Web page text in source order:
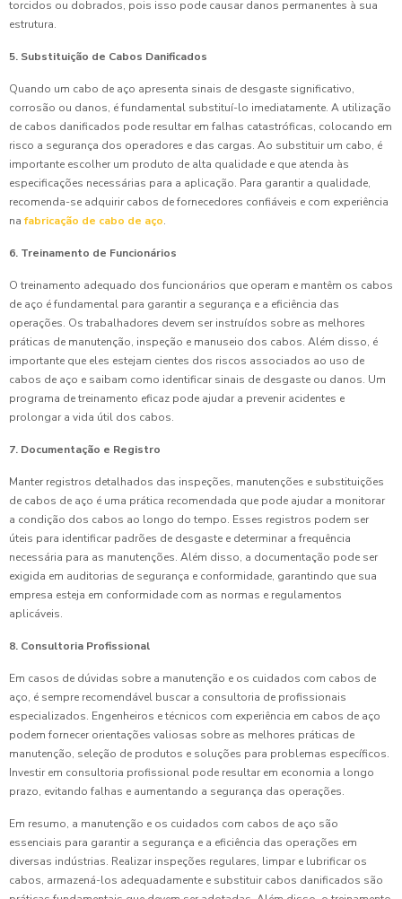
torcidos ou dobrados, pois isso pode causar danos permanentes à sua
estrutura.
5. Substituição de Cabos Danificados
Quando um cabo de aço apresenta sinais de desgaste significativo,
corrosão ou danos, é fundamental substituí-lo imediatamente. A utilização
de cabos danificados pode resultar em falhas catastróficas, colocando em
risco a segurança dos operadores e das cargas. Ao substituir um cabo, é
importante escolher um produto de alta qualidade e que atenda às
especificações necessárias para a aplicação. Para garantir a qualidade,
recomenda-se adquirir cabos de fornecedores confiáveis e com experiência
nafabricação de cabo de aço.
6. Treinamento de Funcionários
O treinamento adequado dos funcionários que operam e mantêm os cabos
de aço é fundamental para garantir a segurança e a eficiência das
operações. Os trabalhadores devem ser instruídos sobre as melhores
práticas de manutenção, inspeção e manuseio dos cabos. Além disso, é
importante que eles estejam cientes dos riscos associados ao uso de
cabos de aço e saibam como identificar sinais de desgaste ou danos. Um
programa de treinamento eficaz pode ajudar a prevenir acidentes e
prolongar a vida útil dos cabos.
7. Documentação e Registro
Manter registros detalhados das inspeções, manutenções e substituições
de cabos de aço é uma prática recomendada que pode ajudar a monitorar
a condição dos cabos ao longo do tempo. Esses registros podem ser
úteis para identificar padrões de desgaste e determinar a frequência
necessária para as manutenções. Além disso, a documentação pode ser
exigida em auditorias de segurança e conformidade, garantindo que sua
empresa esteja em conformidade com as normas e regulamentos
aplicáveis.
8. Consultoria Profissional
Em casos de dúvidas sobre a manutenção e os cuidados com cabos de
aço, é sempre recomendável buscar a consultoria de profissionais
especializados. Engenheiros e técnicos com experiência em cabos de aço
podem fornecer orientações valiosas sobre as melhores práticas de
manutenção, seleção de produtos e soluções para problemas específicos.
Investir em consultoria profissional pode resultar em economia a longo
prazo, evitando falhas e aumentando a segurança das operações.
Em resumo, a manutenção e os cuidados com cabos de aço são
essenciais para garantir a segurança e a eficiência das operações em
diversas indústrias. Realizar inspeções regulares, limpar e lubrificar os
cabos, armazená-los adequadamente e substituir cabos danificados são